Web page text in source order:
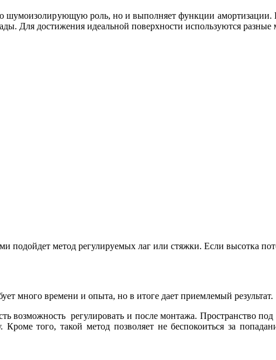
шумоизолирующую роль, но и выполняет функции
Для достижения идеальной поверхности используются разные
подойдет метод регулируемых лаг или стяжки. Если высотка
много времени и опыта, но в итоге дает приемлемый результат.
возможность регулировать и после монтажа. Пространство
того, такой метод позволяет не беспокоиться за